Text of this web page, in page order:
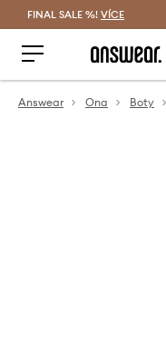
FINAL SALE %! VÍCE
Answear Ona Boty